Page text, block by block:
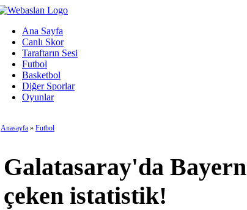
Ana Sayfa
Canlı Skor
Taraftarın Sesi
Futbol
Basketbol
Diğer Sporlar
Oyunlar
Anasayfa » Futbol
Galatasaray'da
çeken istatistik!